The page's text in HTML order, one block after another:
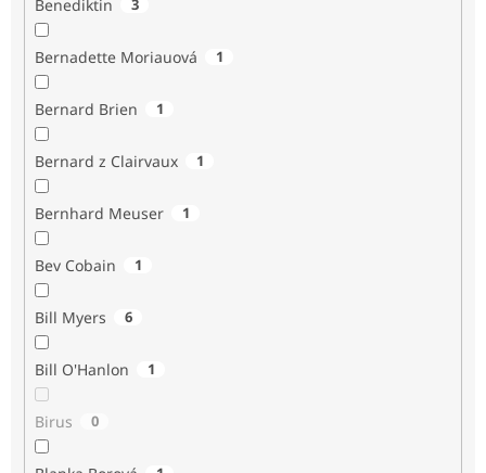
Benediktin 3
Bernadette Moriauová 1
Bernard Brien 1
Bernard z Clairvaux 1
Bernhard Meuser 1
Bev Cobain 1
Bill Myers 6
Bill O'Hanlon 1
Birus 0